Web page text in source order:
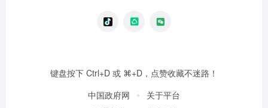
键盘按下 Ctrl+D 或 ⌘+D，点赞收藏不迷路！
中国政府网
关于平台